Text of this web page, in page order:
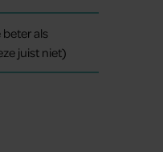
als
juist niet)